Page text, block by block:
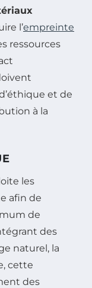
l’empreinte
ressources
et de
à la
les
afin de
de
des
naturel, la
cette
des